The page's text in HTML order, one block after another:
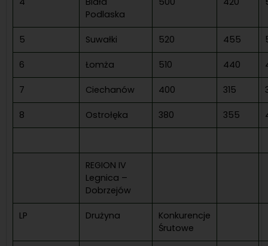
Podlaska
5 Suwałki 520 455
6 Łomża 510 440
7 Ciechanów 400 315
8 Ostrołęka 380 355
REGION IV
Legnica –
Dobrzejów
LP Drużyna
Konkurencje
Śrutowe